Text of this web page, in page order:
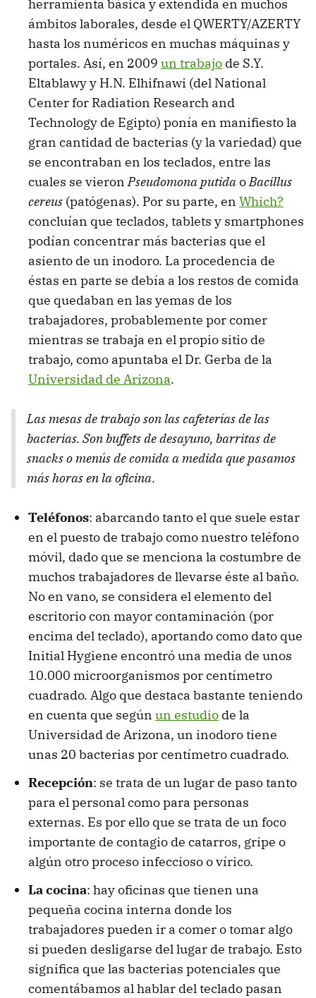
herramienta básica y extendida en muchos
ámbitos laborales, desde el QWERTY/AZERTY
hasta los numéricos en muchas máquinas y
portales. Así, en 2009 un trabajo de S.Y.
Eltablawy y H.N. Elhifnawi (del National
Center for Radiation Research and
Technology de Egipto) ponía en manifiesto la
gran cantidad de bacterias (y la variedad) que
se encontraban en los teclados, entre las
cuales se vieronPseudomona putidaoBacillus
cereus (patógenas). Por su parte, en Which?
concluían que teclados, tablets y smartphones
podían concentrar más bacterias que el
asiento de un inodoro. La procedencia de
éstas en parte se debía a los restos de comida
que quedaban en las yemas de los
trabajadores, probablemente por comer
mientras se trabaja en el propio sitio de
trabajo, como apuntaba el Dr. Gerba de la
Universidad de Arizona.
Las mesas de trabajo son las cafeterías de las
bacterias. Son buffets de desayuno, barritas de
snacks o menús de comida a medida que pasamos
más horas en la oficina.
Teléfonos: abarcando tanto el que suele estar
en el puesto de trabajo como nuestro teléfono
móvil, dado que se menciona la costumbre de
muchos trabajadores de llevarse éste al baño.
No en vano, se considera el elemento del
escritorio con mayor contaminación (por
encima del teclado), aportando como dato que
Initial Hygiene encontró una media de unos
10.000 microorganismos por centímetro
cuadrado. Algo que destaca bastante teniendo
en cuenta que según un estudio de la
Universidad de Arizona, un inodoro tiene
unas 20 bacterias por centímetro cuadrado.
Recepción: se trata de un lugar de paso tanto
para el personal como para personas
externas. Es por ello que se trata de un foco
importante de contagio de catarros, gripe o
algún otro proceso infeccioso o vírico.
La cocina: hay oficinas que tienen una
pequeña cocina interna donde los
trabajadores pueden ir a comer o tomar algo
si pueden desligarse del lugar de trabajo. Esto
significa que las bacterias potenciales que
comentábamos al hablar del teclado pasan